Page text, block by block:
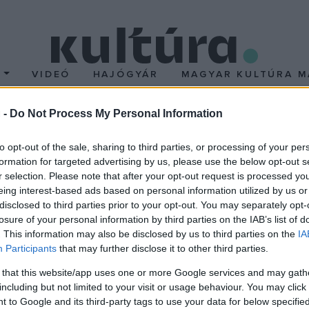
- Do Not Process My Personal Information
opt-out of the sale, sharing to third parties, or processing of your
for targeted advertising by us, please use the below opt-out
selection. Please note that after your opt-out request is processed
interest-based ads based on personal information utilized by us
to third parties prior to your opt-out. You may separately
of your personal information by third parties on the IAB’s list of
This information may also be disclosed by us to third parties on the
Participants that may further disclose it to other third parties.
that this website/app uses one or more Google services and may
but not limited to your visit or usage behaviour. You may
to Google and its third-party tags to use your data for below
VIDEÓ HAJÓGYÁR MAGYAR KULTÚRA
meg nemzetközi filmes, fotós műhelyét, a
áll, hogy a főleg kurdok lakta Karsban a helyi filmes
Török Ferencfilmrendező,Szabó Péterfotográfus
fiatal, tehetséges, számos díjjal elismert
Gergő (Lanterna - Ahol a magány se jár),Zomborácz